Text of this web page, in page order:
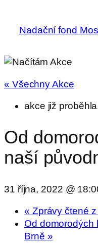
Nadační fond
« Všechny Akce
akce již
Od
naší
31 října, 2022 @
« Zprávy čtené
Od domorodých
Brně »